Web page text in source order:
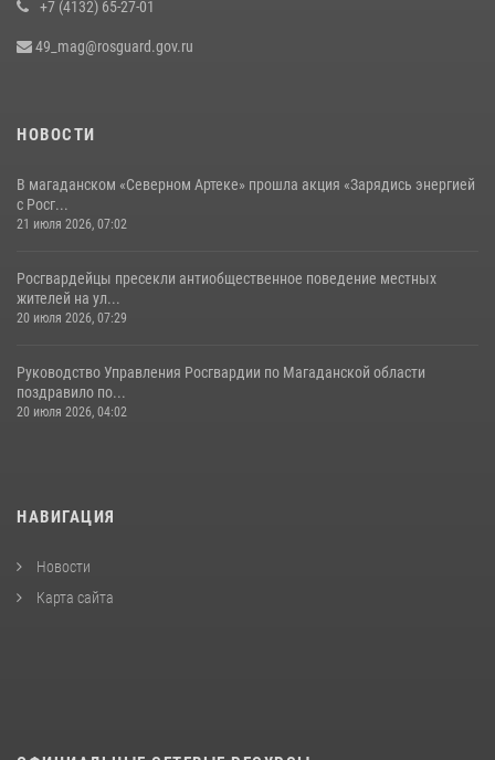
+7 (4132) 65-27-01
49_mag@rosguard.gov.ru
НОВОСТИ
В магаданском «Северном Артеке» прошла акция «Зарядись энергией
с Росг...
21 июля 2026, 07:02
Росгвардейцы пресекли антиобщественное поведение местных
жителей на ул...
20 июля 2026, 07:29
Руководство Управления Росгвардии по Магаданской области
поздравило по...
20 июля 2026, 04:02
НАВИГАЦИЯ
Новости
Карта сайта